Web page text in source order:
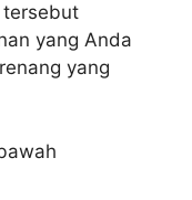
tersebut
yang Anda
yang